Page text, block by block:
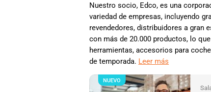
Nuestro socio, Edco, es una
variedad de empresas, incluyendo
revendedores, distribuidores a gran
con más de 20.000 productos, lo
herramientas, accesorios para
de temporada. Leer más
NUEVO